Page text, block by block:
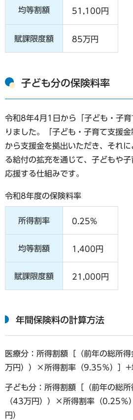
均等割額 51,100円
賦課限度額 85万円
子ども分の保険料率
令和8年4月1日から「子ども・子
りました。「子ども・子育て支援
から支援金を拠出いただき、それ
る給付の拡充を通じて、子どもや
応援する仕組みです。
令和8年度の保険料率
所得割率 0.25%
均等割額 1,400円
賦課限度額 21,000円
年間保険料の計算方法
医療分：所得割額［（前年の総所
万円））×所得割率（9.35％）］+
子ども分：所得割額［（前年の総
（43万円））×所得割率（0.25％
円）